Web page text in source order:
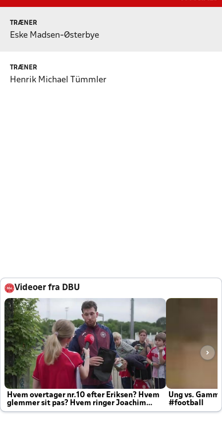
TRÆNER
Eske Madsen-Østerbye
TRÆNER
Henrik Michael Tümmler
Videoer fra DBU
Hvem overtager nr.10 efter Eriksen? Hvem
glemmer sit pas? Hvem ringer Joachim
altid til efter kampe?
Ung vs.
#football